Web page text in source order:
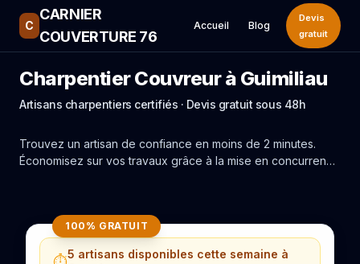
C
CARNIER
COUVERTURE 76
Accueil Blog
Devis
gratuit
Charpentier Couvreur à Guimiliau
Artisans charpentiers certifiés · Devis gratuit sous 48h
Trouvez un artisan de confiance en moins de 2 minutes.
Économisez sur vos travaux grâce à la mise en concurrence
100% GRATUIT
5 artisans disponibles cette semaine à